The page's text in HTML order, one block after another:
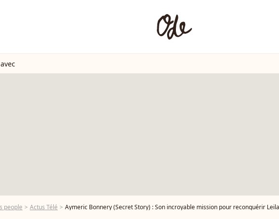
people Actus Télé Aymeric Bonnery (Secret Story) : Son incroyable mission pour reconquérir Leila